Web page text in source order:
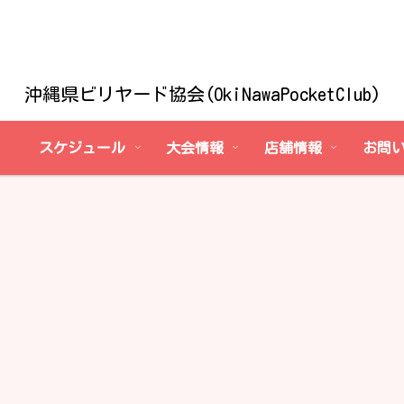
沖縄県ビリヤード協会(OkiNawaPocketClub)
スケジュール 大会情報 店舗情報 お問